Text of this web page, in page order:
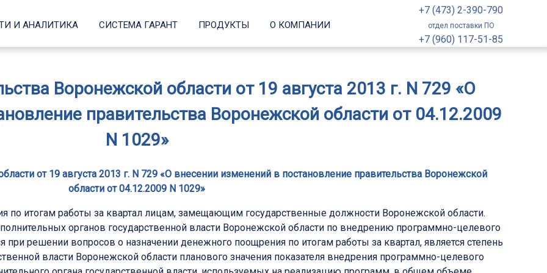
И АНАЛИТИКА СИСТЕМА ГАРАНТ ПРОДУКТЫ О КОМПАНИИ
+7 (473) 2-390-790
отдел поставки ПО
+7 (960) 117-51-85
Воронежской области от 19 августа 2013 г. N 729 «О
правительства Воронежской области от 04.12.2009
N 1029»
от 19 августа 2013 г. N 729 «О внесении изменений в постановление правительства Воронежской
области от 04.12.2009 N 1029»
итогам работы за квартал лицам, замещающим государственные должности Воронежской области.
органов государственной власти Воронежской области по внедрению программно-целевого
при решении вопросов о назначении денежного поощрения по итогам работы за квартал, является степень
власти Воронежской области планового значения показателя внедрения программно-целевого